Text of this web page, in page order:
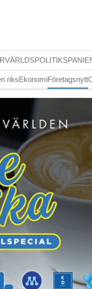
VÄRLDSPOLITIK
riksEkonomiFöretagsnytt